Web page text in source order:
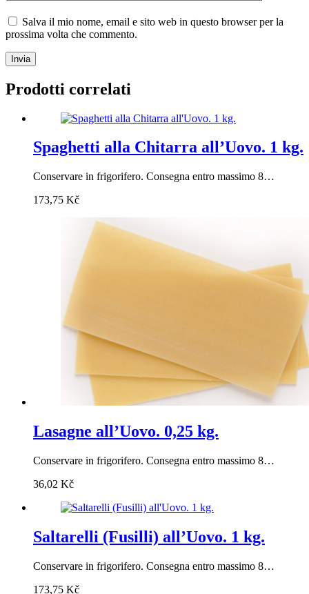
Salva il mio nome, email e sito web in questo browser per la
prossima volta che commento.
Invia
Prodotti correlati
Spaghetti alla Chitarra all’Uovo. 1 kg.
Conservare in frigorifero. Consegna entro massimo 8…
173,75 Kč
Lasagne all’Uovo. 0,25 kg.
Conservare in frigorifero. Consegna entro massimo 8…
36,02 Kč
Saltarelli (Fusilli) all’Uovo. 1 kg.
Conservare in frigorifero. Consegna entro massimo 8…
173,75 Kč